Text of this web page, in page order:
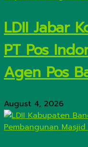
LDII Jabar
PT Pos
Agen Pos
August 4, 2026